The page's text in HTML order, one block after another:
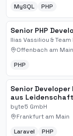
MySQL
PHP
Senior PHP
Offenbach am Main
PHP
Senior Developer
aus Leidenschaft
byte5 GmbH
Frankfurt am Main
Laravel PHP